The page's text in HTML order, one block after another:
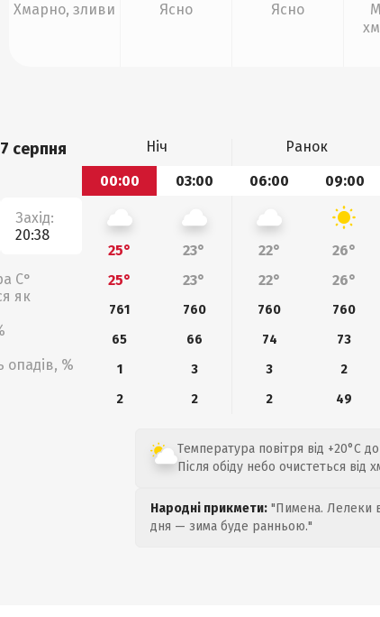
Хмарно, зливи Ясно Ясно
серпня
Захід:
20:38
С°
як
опадів, %
Ніч Ранок
00:00
03:00 06:00 09:00
25° 23° 22° 26°
25°
23° 22° 26°
761 760 760 760
65
66 74 73
1
3 3 2
2
2 2 49
Температура повітря від +20°C
Після обіду небо очистеться від
Народні прикмети: "Пимена. Лелеки
дня — зима буде ранньою."